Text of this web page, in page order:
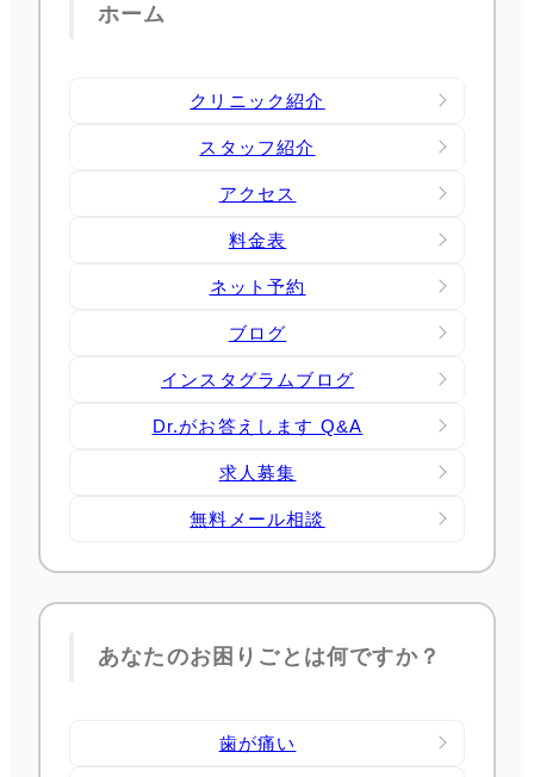
ホーム
クリニック紹介
スタッフ紹介
アクセス
料金表
ネット予約
ブログ
インスタグラムブログ
Dr.がお答えします Q&A
求人募集
無料メール相談
あなたのお困りごとは何ですか？
歯が痛い